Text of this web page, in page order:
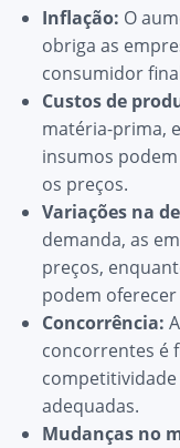
Inflação: O
obriga as
consumidor
Custos de
matéria-prima,
insumos
os preços.
Variações na
demanda, as
preços,
podem
Concorrência:
concorrentes é
adequadas.
Mudanças no